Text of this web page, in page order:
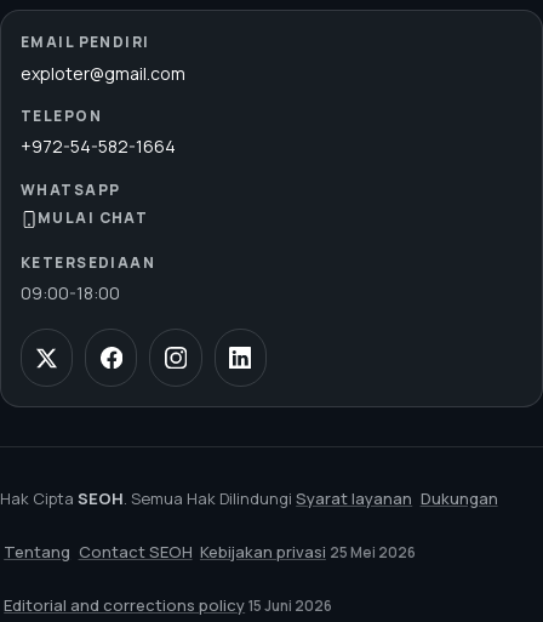
EMAIL PENDIRI
exploter@gmail.com
TELEPON
+972-54-582-1664
WHATSAPP
MULAI CHAT
KETERSEDIAAN
09:00-18:00
Hak Cipta SEOH. Semua Hak Dilindungi Syarat layanan Dukungan
Tentang Contact SEOH Kebijakan privasi 25 Mei 2026
Editorial and corrections policy 15 Juni 2026